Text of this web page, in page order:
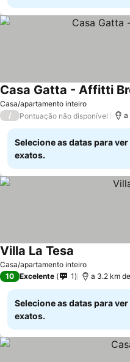
Casa/apartamento inteiro
Casa Gatta - Affitti
/ Pontuação não disponível a
Selecione as datas para
exatos.
Casa/apartamento inteiro
Villa La Tesa
10 Excelente 1 a 3.2 km
Selecione as datas para
exatos.